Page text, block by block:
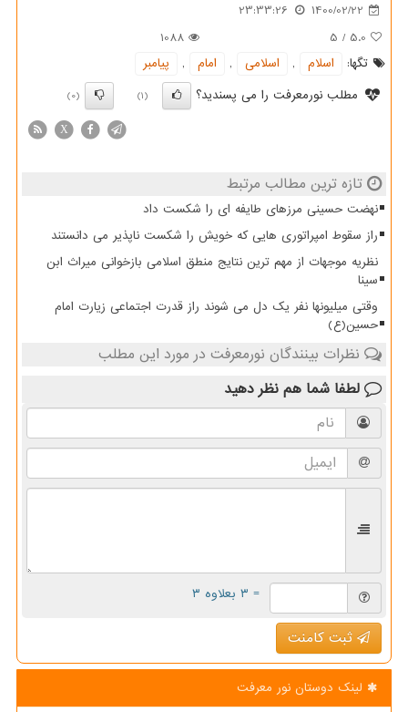
1400/02/22
23:33:26
5.0
/
5
1088
تگها:
اسلام , اسلامی , امام ,
پیامبر
مطلب نورمعرفت را می پسندید؟
(1)
(0)
X
تازه ترین مطالب مرتبط
نهضت حسینی مرزهای طایفه ای را شکست داد
راز سقوط امپراتوری هایی که خویش را شکست ناپذیر می دانستند
نظریه موجهات از مهم ترین نتایج منطق اسلامی بازخوانی میراث ابن
سینا
وقتی میلیونها نفر یک دل می شوند راز قدرت اجتماعی زیارت امام
حسین(ع)
نظرات بینندگان نورمعرفت در مورد این مطلب
لطفا شما هم نظر دهید
= ۳ بعلاوه ۳
ثبت کامنت
لینک دوستان نور معرفت